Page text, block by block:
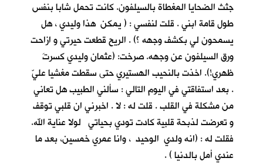
جثث الضحايا المغطاة بالسيلفون. كانت تحمل شابا بنفس
طول قامة ابني . قلت لنفسي : ( يمكن هذا وليدي ، هل
يسمحون لي بكشف وجهه ؟) . الريح قطعت حيرتي و ازاحت
ورق السيلفون عن وجهه. صرخت: (عثمان وليدي كسرتَ
ظهري!). اخذت بالنحيب الهستيري حتى سقطت مغشيا عليّ
. بعد استفاقتي في اليوم التالي : سألني الطبيب هل تعاني
من مشكلة في القلب . قلت له : لا . اخبرني ان قلبي توقف
و تعرضت لذبحة قلبية كادت تودي بحياتي لولا عناية الله.
فقلت له : (انه ولدي الوحيد ، وانا عمري خمسين، بعد ما
عندي أمل بالدنيا ) .